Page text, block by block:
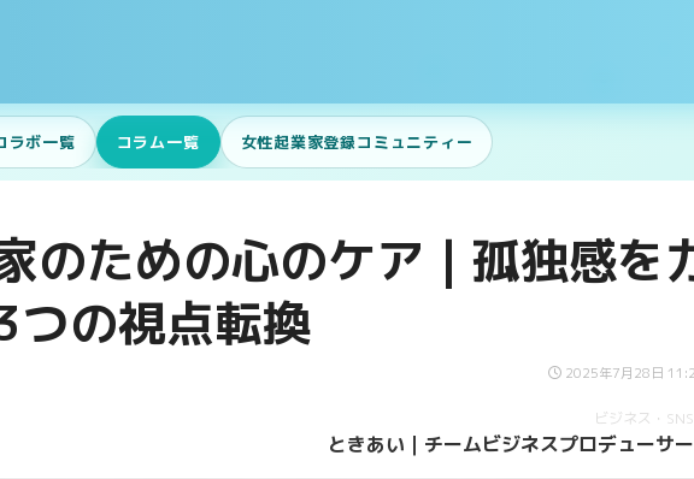
ラボ一覧 コラム一覧 女性起業家登録コミュニティー
のための心のケア｜孤独感を
つの視点転換
2025年7月28日
ビジネス・SNS
ときあい｜チームビジネスプロデューサー